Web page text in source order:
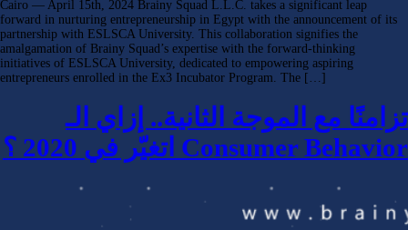
Cairo — April 15th, 2024 Brainy Squad L.L.C. takes a significant leap
forward in nurturing entrepreneurship in Egypt with the
partnership with ESLSCA University. This collaboration signifies the
initiatives of ESLSCA University, dedicated to empowering aspiring
entrepreneurs enrolled in the Ex3 Incubator Program. The […]